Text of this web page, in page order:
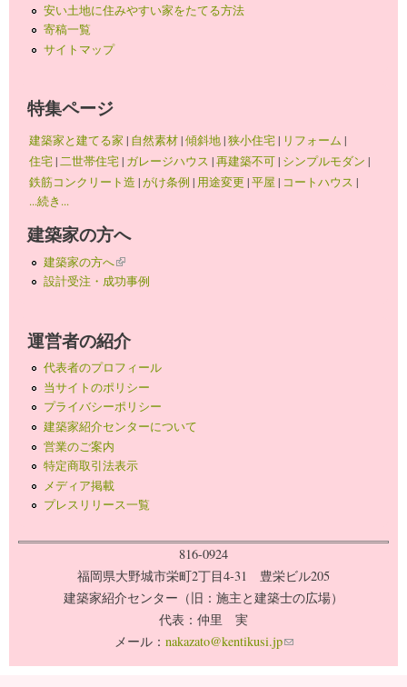
安い土地に住みやすい家をたてる方法
寄稿一覧
サイトマップ
特集ページ
建築家と建てる家 | 自然素材|傾斜地|狭小住宅| リフォーム |
住宅|二世帯住宅| ガレージハウス |再建築不可| シンプルモダン |
鉄筋コンクリート造 |がけ条例 | 用途変更 |平屋 | コートハウス |
...続き...
建築家の方へ
建築家の方へ(link is external)
設計受注・成功事例
運営者の紹介
代表者のプロフィール
当サイトのポリシー
プライバシーポリシー
建築家紹介センターについて
営業のご案内
特定商取引法表示
メディア掲載
プレスリリース一覧
816-0924
福岡県大野城市栄町2丁目4-31 豊栄ビル205
建築家紹介センター（旧：施主と建築士の広場）
代表：仲里 実
メール： nakazato@kentikusi.jp(link sends e-mail)